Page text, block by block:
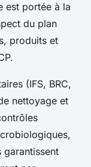
est portée à la
du plan
produits et
(IFS, BRC,
nettoyage et
garantissent